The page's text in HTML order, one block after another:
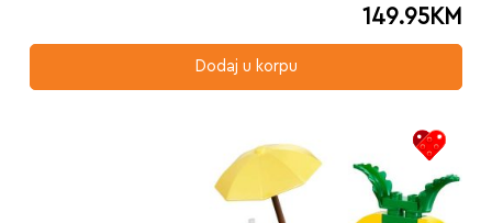
149.95KM
Dodaj u korpu